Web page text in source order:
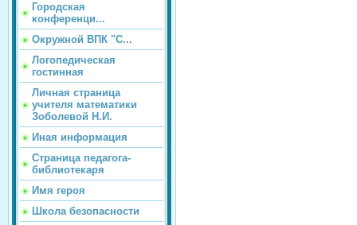
Городская
конференци...
Окружной ВПК "С...
Логопедическая
гостинная
Личная страница
учителя математики
Зоболевой Н.И.
Иная информация
Страница педагога-
библиотекаря
Имя героя
Школа безопасности